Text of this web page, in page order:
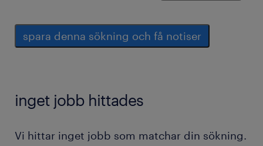
spara denna sökning och få notiser
inget jobb hittades
Vi hittar inget jobb som matchar din sökning.